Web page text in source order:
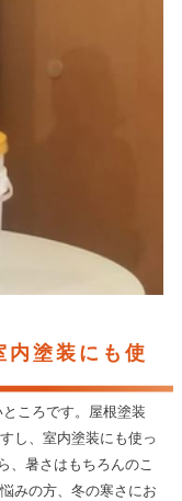
内塗装にも使
ころです。屋根塗装
し、室内塗装にも使っ
、暑さはもちろんのこ
みの方、冬の寒さにお